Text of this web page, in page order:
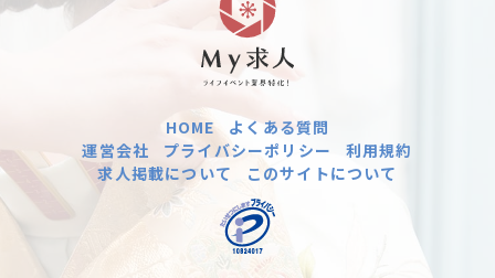
HOME
よくある質問
運営会社
プライバシーポリシー
利用規約
求人掲載について
このサイトについて